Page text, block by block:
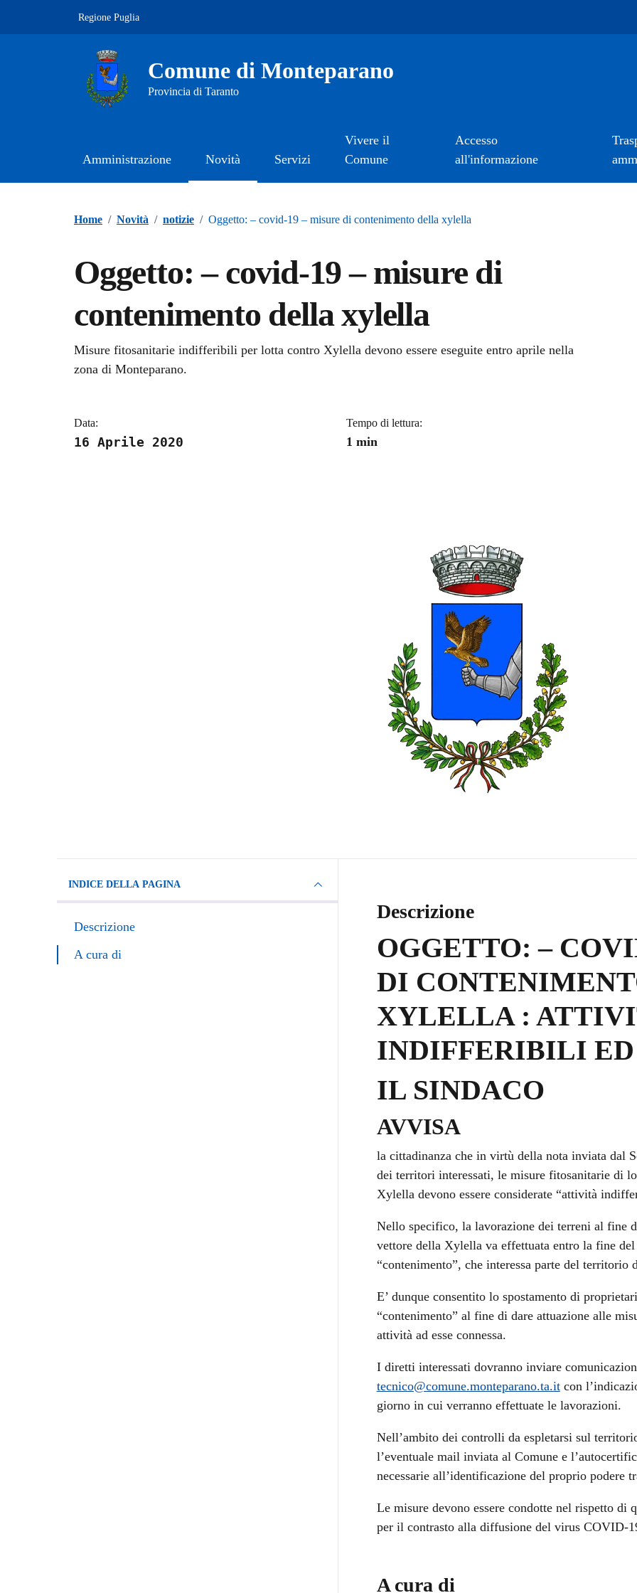
Regione Puglia
Comune di Monteparano
Provincia di Taranto
Amministrazione Novità Servizi
Vivere il
Comune
Accesso
all'informazione
Home / Novità / notizie / Oggetto: – covid-19 – misure di contenimento della xylella
Oggetto: – covid-19 – misure di
contenimento della xylella
Dettagli della notizia
Misure fitosanitarie indifferibili per lotta contro Xylella devono essere eseguite entro aprile nella
zona di Monteparano.
Data:
16 Aprile 2020
Tempo di lettura:
1 min
INDICE DELLA PAGINA
Descrizione
A cura di
Descrizione
OGGETTO: –
DI
XYLELLA :
INDIFFERIBILI
IL SINDACO
AVVISA
la cittadinanza che in virtù della nota inviata dal
dei territori interessati, le misure fitosanitarie di
Xylella devono essere considerate “attività
Nello specifico, la lavorazione dei terreni al fine
vettore della Xylella va effettuata entro la fine
“contenimento”, che interessa parte del territorio
E’ dunque consentito lo spostamento di
“contenimento” al fine di dare attuazione alle
attività ad esse connessa.
I diretti interessati dovranno inviare
tecnico@comune.monteparano.ta.itcon
giorno in cui verranno effettuate le lavorazioni.
Nell’ambito dei controlli da espletarsi sul
l’eventuale mail inviata al Comune e
necessarie all’identificazione del proprio podere
Le misure devono essere condotte nel rispetto
per il contrasto alla diffusione del virus COVID-
A cura di